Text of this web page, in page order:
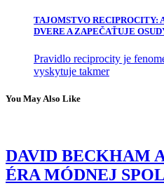
TAJOMSTVO RECIPROCITY:
DVERE A ZAPEČAŤUJE
Pravidlo reciprocity je
vyskytuje takmer
You May Also Like
DAVID BECKHAM
ÉRA MÓDNEJ